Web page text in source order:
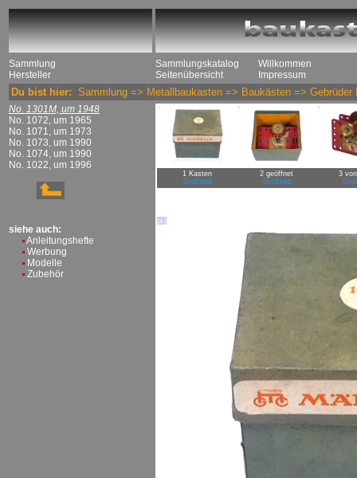
Sammlung
Hersteller
Sammlungskatalog
Seitenübersicht
Willkommen
Impressum
Du bist hier: Sammlung => Metallbaukasten => Baukästen => Gebrüder
No. 1301M, um 1948
No. 1072, um 1965
No. 1071, um 1973
No. 1073, um 1990
No. 1074, um 1990
No. 1022, um 1996
siehe auch:
Anleitungshefte
Werbung
Modelle
Zubehör
1 Kasten
Großbild
2 geöffnet
Großbild
3